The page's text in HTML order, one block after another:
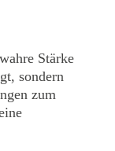
Stärke
sondern
zum